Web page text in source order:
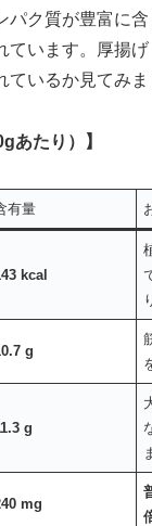
パク質が豊富に
ています。厚揚げ
いるか見てみま
あたり）】
有量
kcal
g
g
mg